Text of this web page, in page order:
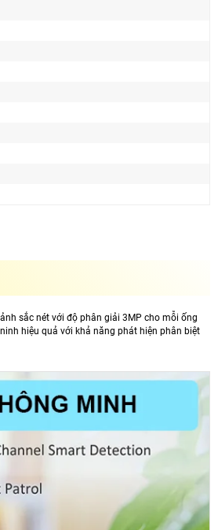
sắc nét với độ phân giải 3MP cho mỗi ống
hiệu quả với khả năng phát hiện phân biệt